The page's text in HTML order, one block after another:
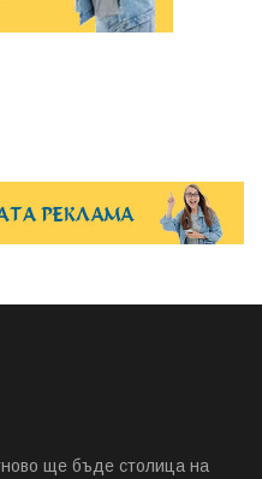
ще бъде столица на